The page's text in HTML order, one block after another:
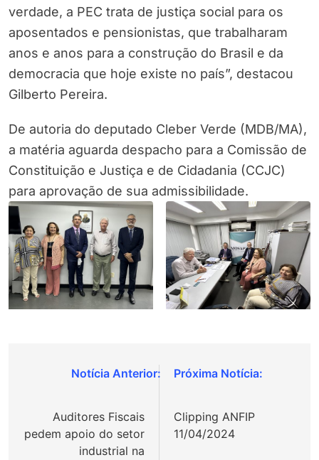
verdade, a PEC trata de justiça social para os
aposentados e pensionistas, que trabalharam
anos e anos para a construção do Brasil e da
democracia que hoje existe no país”, destacou
Gilberto Pereira.
De autoria do deputado Cleber Verde (MDB/MA),
a matéria aguarda despacho para a Comissão de
Constituição e Justiça e de Cidadania (CCJC)
para aprovação de sua admissibilidade.
Navegação
Post
Auditores Fiscais
pedem apoio do setor
industrial na
Clipping ANFIP
11/04/2024